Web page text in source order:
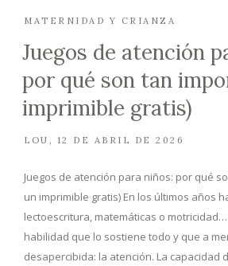
MATERNIDAD Y CRIANZA
Juegos de atención
por qué son tan
imprimible gratis)
LOU 12 DE ABRIL DE 2026
Juegos de atención para niños: por qué
un imprimible gratis) En los últimos años
lectoescritura, matemáticas o
habilidad que lo sostiene todo y que a
desapercibida: la atención. La capacidad